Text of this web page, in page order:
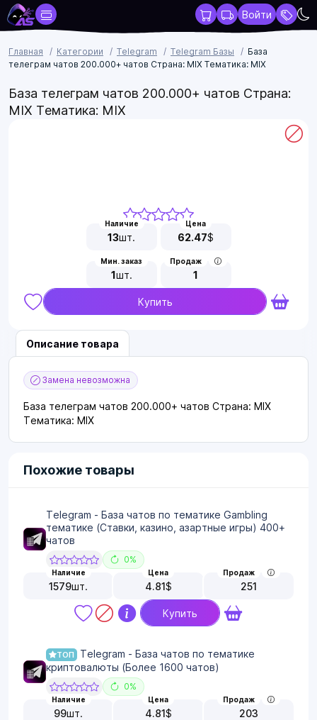
Войти
Главная Категории Telegram Telegram Базы
База
телеграм чатов 200.000+ чатов Страна: MIX Тематика: MIX
База телеграм чатов 200.000+ чатов Страна:
MIX Тематика: MIX
Наличие
13шт.
Цена
62.47$
Мин. заказ
1шт.
Продаж
1
Купить
Описание товара
Замена невозможна
База телеграм чатов 200.000+ чатов Страна: MIX
Тематика: MIX
Похожие товары
Telegram - База чатов по тематике Gambling
тематике (Ставки, казино, азартные игры) 400+
чатов
0%
Наличие
1579шт.
Цена
4.81$
Продаж
251
Купить
ТОП
Telegram - База чатов по тематике
криптовалюты (Более 1600 чатов)
0%
Наличие
99шт.
Цена
4.81$
Продаж
203